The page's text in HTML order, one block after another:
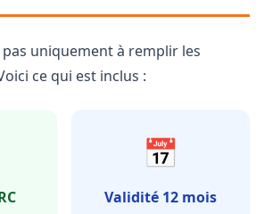
pas uniquement à remplir les
ce qui est inclus :
📅
Validité 12 mois